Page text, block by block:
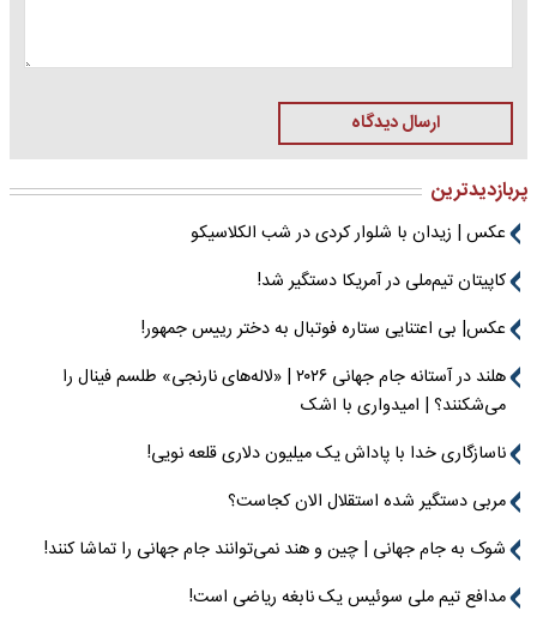
ارسال دیدگاه
پربازدیدترین
عکس | زیدان با شلوار کردی در شب الکلاسیکو
کاپیتان تیم‌ملی در آمریکا دستگیر شد!
عکس| بی اعتنایی ستاره فوتبال به دختر رییس جمهور!
هلند در آستانه جام جهانی ۲۰۲۶ | «لاله‌های نارنجی» طلسم فینال را
می‌شکنند؟ | امیدواری با اشک
ناسازگاری خدا با پاداش یک میلیون دلاری قلعه نویی!
مربی دستگیر شده استقلال الان کجاست؟
شوک به جام جهانی | چین و هند نمی‌توانند جام جهانی را تماشا کنند!
مدافع تیم ملی سوئیس یک نابغه ریاضی است!